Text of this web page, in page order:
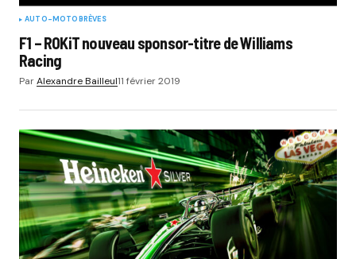
AUTO-MOTOBRÈVES
F1 – ROKiT nouveau sponsor-titre de Williams
Racing
ParAlexandre Bailleul11 février 2019